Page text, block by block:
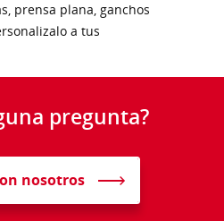
prensa plana, ganchos
a tus
pregunta?
nosotros